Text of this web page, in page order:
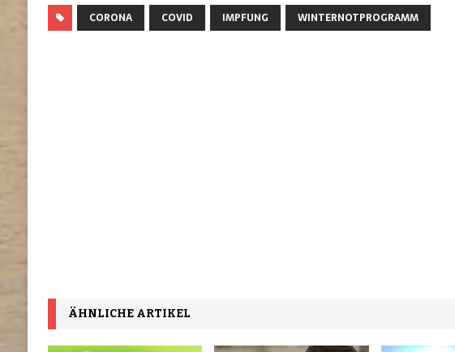
CORONA COVID IMPFUNG WINTERNOTPROGRAMM
ÄHNLICHE ARTIKEL